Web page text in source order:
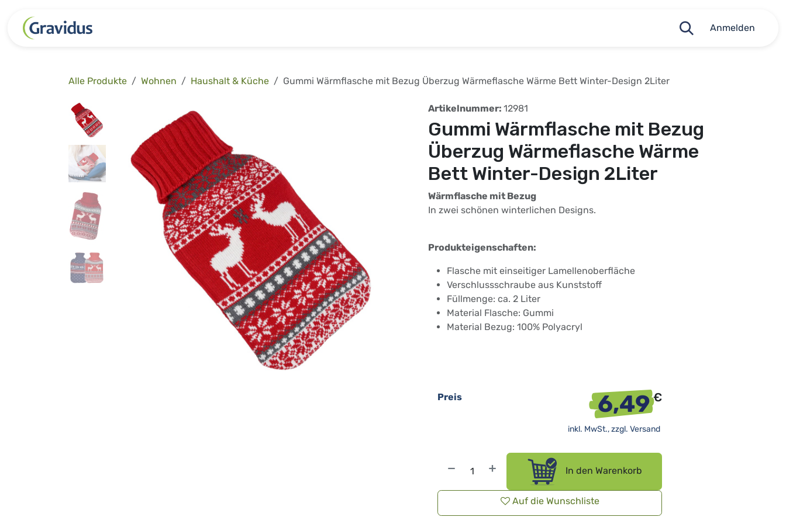
Anmelden
Alle Produkte Wohnen Haushalt & Küche Gummi Wärmflasche mit Bezug Überzug Wärmeflasche Wärme Bett Winter-Design 2Liter
Artikelnummer: 12981
Gummi Wärmflasche mit Bezug
Überzug Wärmeflasche Wärme
Bett Winter-Design 2Liter
Wärmflasche mit Bezug
In zwei schönen winterlichen Designs.
Produkteigenschaften:
Flasche mit einseitiger Lamellenoberfläche
Verschlussschraube aus Kunststoff
Füllmenge: ca. 2 Liter
Material Flasche: Gummi
Material Bezug: 100% Polyacryl
In den Warenkorb
Auf die Wunschliste
Preis 6,49€
inkl. MwSt., zzgl. Versand